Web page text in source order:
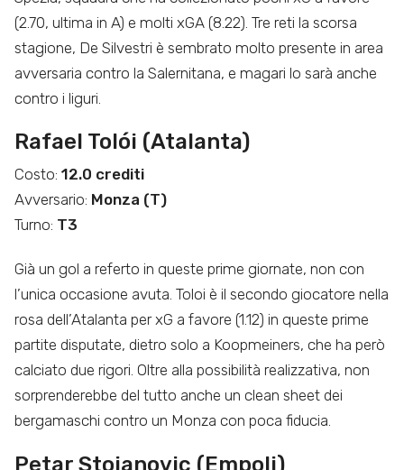
(2.70, ultima in A) e molti xGA (8.22). Tre reti la scorsa
stagione, De Silvestri è sembrato molto presente in area
avversaria contro la Salernitana, e magari lo sarà anche
contro i liguri.
Rafael Tolói (Atalanta)
Costo: 12.0 crediti
Avversario: Monza (T)
Turno: T3
Già un gol a referto in queste prime giornate, non con
l’unica occasione avuta. Toloi è il secondo giocatore nella
rosa dell’Atalanta per xG a favore (1.12) in queste prime
partite disputate, dietro solo a Koopmeiners, che ha però
calciato due rigori. Oltre alla possibilità realizzativa, non
sorprenderebbe del tutto anche un clean sheet dei
bergamaschi contro un Monza con poca fiducia.
Petar Stojanovic (Empoli)